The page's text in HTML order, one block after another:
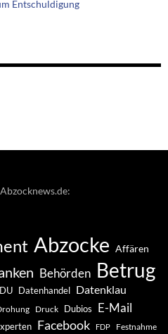
Entschuldigung
Abzocke Affären
Behörden Betrug
Datenhandel Datenklau
Druck Dubios E-Mail
Facebook FDP Festnahme